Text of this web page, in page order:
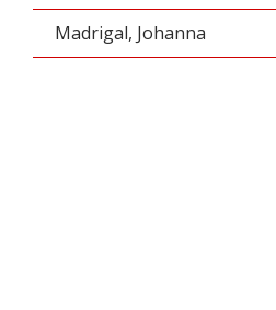
Madrigal, Johanna